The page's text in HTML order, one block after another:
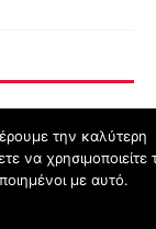
την καλύτερη
να χρησιμοποιείτε
με αυτό.